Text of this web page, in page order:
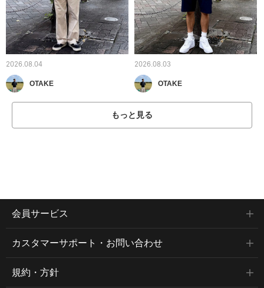
2026.08.04
OTAKE
2026.08.03
OTAKE
もっと見る
会員サービス
カスタマーサポート・お問い合わせ
規約・方針